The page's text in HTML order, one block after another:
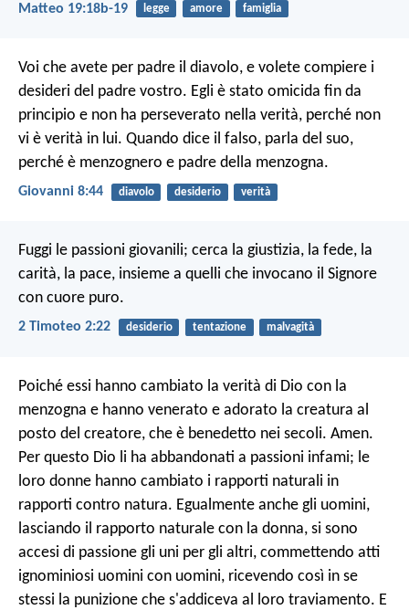
Matteo 19:18b-19 legge amore famiglia
Voi che avete per padre il diavolo, e volete compiere i
desideri del padre vostro. Egli è stato omicida fin da
principio e non ha perseverato nella verità, perché non
vi è verità in lui. Quando dice il falso, parla del suo,
perché è menzognero e padre della menzogna.
Giovanni 8:44 diavolo desiderio verità
Fuggi le passioni giovanili; cerca la giustizia, la fede, la
carità, la pace, insieme a quelli che invocano il Signore
con cuore puro.
2 Timoteo 2:22 desiderio tentazione malvagità
Poiché essi hanno cambiato la verità di Dio con la
menzogna e hanno venerato e adorato la creatura al
posto del creatore, che è benedetto nei secoli. Amen.
Per questo Dio li ha abbandonati a passioni infami; le
loro donne hanno cambiato i rapporti naturali in
rapporti contro natura. Egualmente anche gli uomini,
lasciando il rapporto naturale con la donna, si sono
accesi di passione gli uni per gli altri, commettendo atti
ignominiosi uomini con uomini, ricevendo così in se
stessi la punizione che s'addiceva al loro traviamento. E